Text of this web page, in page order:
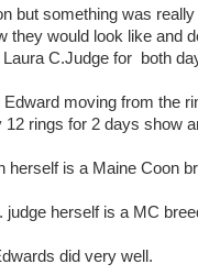
but something was
they would look like and
Laura C.Judge for both
moving from the
12 rings for 2 days show
herself is a Maine Coon
judge herself is a MC
did very well.